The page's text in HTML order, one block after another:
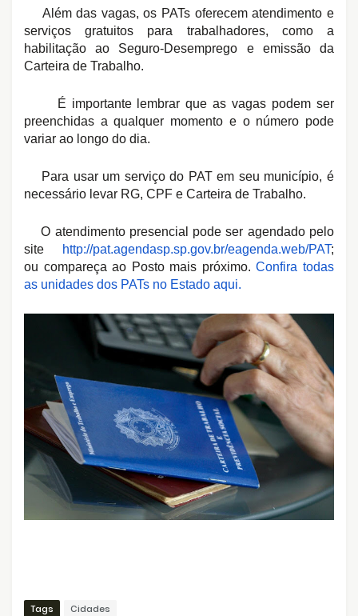
Além das vagas, os PATs oferecem atendimento e
serviços gratuitos para trabalhadores, como a
habilitação ao Seguro-Desemprego e emissão da
Carteira de Trabalho.
É importante lembrar que as vagas podem ser
preenchidas a qualquer momento e o número pode
variar ao longo do dia.
Para usar um serviço do PAT em seu município, é
necessário levar RG, CPF e Carteira de Trabalho.
O atendimento presencial pode ser agendado pelo
site
http://pat.agendasp.sp.gov.br/eagenda.web/PAT;
ou compareça ao Posto mais próximo. Confira todas
as unidades dos PATs no Estado aqui.
Tags Cidades